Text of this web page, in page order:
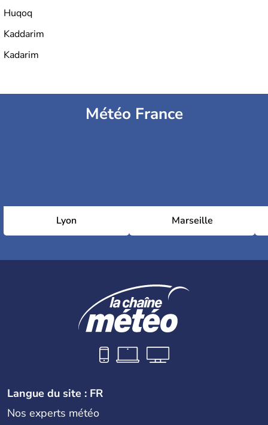
Huqoq
Kaddarim
Kadarim
Météo France
Lyon Marseille
Langue du site : FR
Nos experts météo